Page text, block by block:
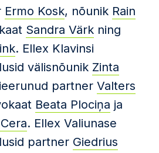
Ermo Kosk, nõunik Rain
Sandra Värk ning
. Ellex Klavinsi
välisnõunik Zinta
partner Valters
Beata Plociņa ja
. Ellex Valiunase
partner Giedrius